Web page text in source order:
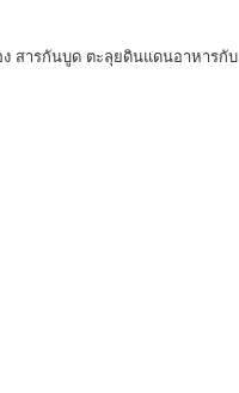
ง สารกันบูด ตะลุยดินแดนอาหารกับ